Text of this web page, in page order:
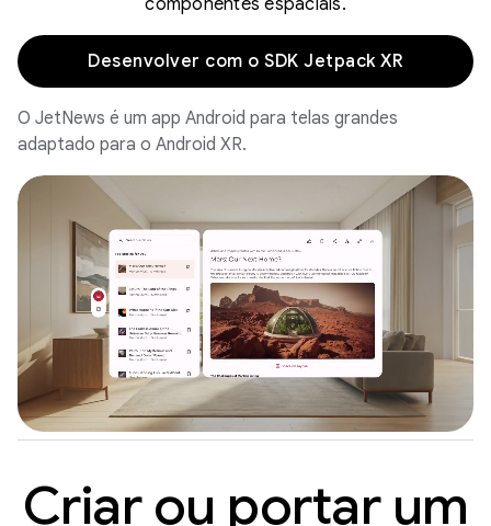
Desenvolver com o SDK Jetpack XR
O JetNews é um app Android para telas grandes
adaptado para o Android XR.
Criar ou portar um